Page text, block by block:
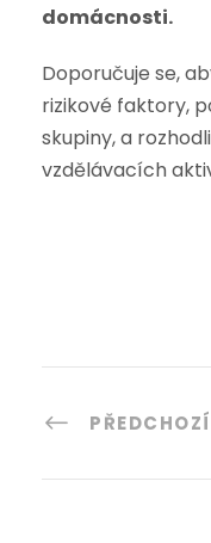
domácnosti.
Doporučuje se,
rizikové faktory,
skupiny, a
vzdělávacích
PŘEDCHOZÍ